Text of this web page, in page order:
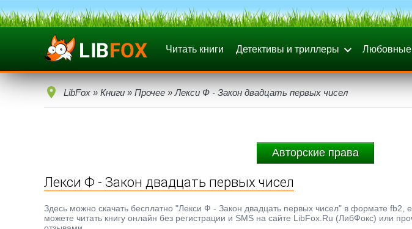
Читать книги Детективы и триллеры
LibFox » Книги » Прочее » Лекси Ф - Закон двадцать первых чисел
Авторские права
Лекси Ф - Закон двадцать первых чисел
Здесь можно скачать бесплатно "Лекси Ф - Закон двадцать первых чисел" в формате
можете читать книгу онлайн без регистрации и SMS на сайте LibFox.Ru (ЛибФокс) или